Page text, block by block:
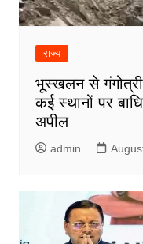
राज्य
भूस्खलन से गंगोत्री
कई स्थानों पर
अपील
admin